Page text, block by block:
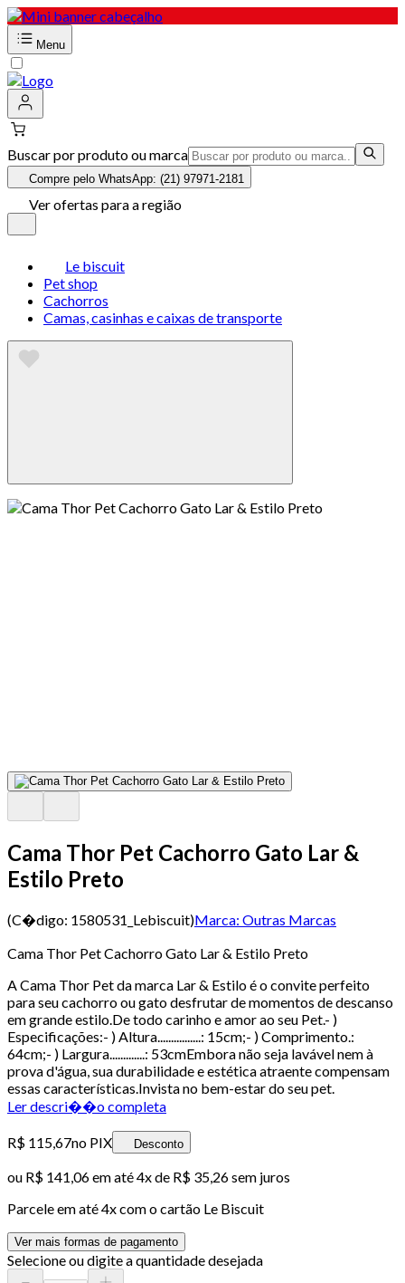
Menu
Buscar por produto ou marca
Compre pelo WhatsApp: (21) 97971-2181
Ver ofertas para a região
Le biscuit
Pet shop
Cachorros
Camas, casinhas e caixas de transporte
Cama Thor Pet Cachorro Gato Lar &
Estilo Preto
(C�digo: 1580531_Lebiscuit)Marca: Outras Marcas
Cama Thor Pet Cachorro Gato Lar & Estilo Preto
A Cama Thor Pet da marca Lar & Estilo é o convite perfeito
para seu cachorro ou gato desfrutar de momentos de descanso
em grande estilo.De todo carinho e amor ao seu Pet.- )
Especificações:- ) Altura................: 15cm;- ) Comprimento.:
64cm;- ) Largura.............: 53cmEmbora não seja lavável nem à
prova d'água, sua durabilidade e estética atraente compensam
essas características.Invista no bem-estar do seu pet.
Ler descri��o completa
R$ 115,67no PIX Desconto
ou R$ 141,06em até4x de R$ 35,26 sem juros
Parcele em até4x com o cartão Le Biscuit
Ver mais formas de pagamento
Selecione ou digite a quantidade desejada